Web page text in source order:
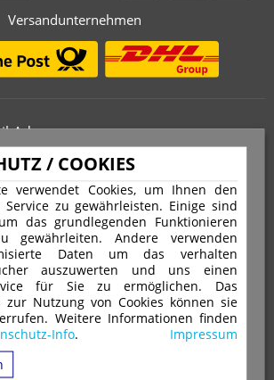
/ COOKIES
verwendet Cookies, um Ihnen den
Service zu gewährleisten. Einige sind
das grundlegenden Funktionieren
gewährleiten. Andere verwenden
Daten um das verhalten
auszuwerten und uns einen
für Sie zu ermöglichen. Das
zur Nutzung von Cookies können sie
Weitere Informationen finden
Info.
Impressum
Versandunternehmen
Adresse
677 812 08
Über uns
WIDERRUFEN
IMPRESSUM
WIDERRUFSRECHT
AGB